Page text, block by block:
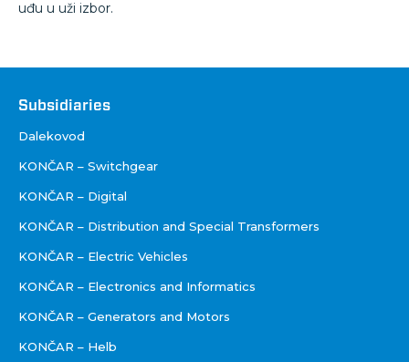
uđu u uži izbor.
Društva
Subsidiaries
Dalekovod
KONČAR – Switchgear
KONČAR – Digital
KONČAR – Distribution and Special Transformers
KONČAR – Electric Vehicles
KONČAR – Electronics and Informatics
KONČAR – Generators and Motors
KONČAR – Helb